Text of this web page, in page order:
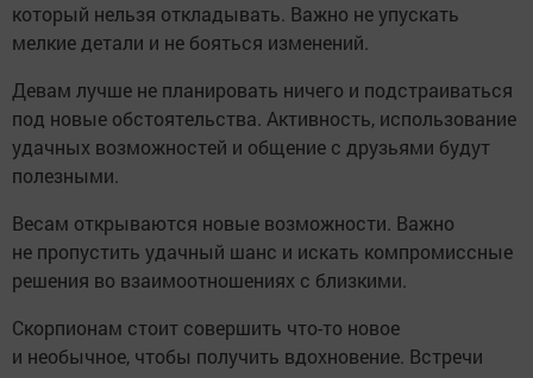
который нельзя откладывать. Важно не упускать
мелкие детали и не бояться изменений.
Девам лучше не планировать ничего и подстраиваться
под новые обстоятельства. Активность, использование
удачных возможностей и общение с друзьями будут
полезными.
Весам открываются новые возможности. Важно
не пропустить удачный шанс и искать компромиссные
решения во взаимоотношениях с близкими.
Скорпионам стоит совершить что-то новое
и необычное, чтобы получить вдохновение. Встречи